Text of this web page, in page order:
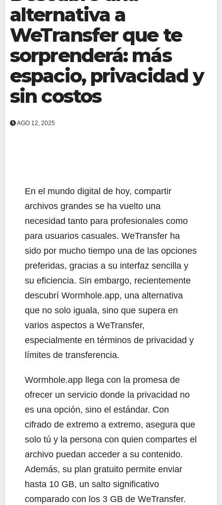
alternativa a
WeTransfer que te
sorprenderá: más
espacio, privacidad y
sin costos
AGO 12, 2025
En el mundo digital de hoy, compartir
archivos grandes se ha vuelto una
necesidad tanto para profesionales como
para usuarios casuales. WeTransfer ha
sido por mucho tiempo una de las opciones
preferidas, gracias a su interfaz sencilla y
su eficiencia. Sin embargo, recientemente
descubrí Wormhole.app, una alternativa
que no solo iguala, sino que supera en
varios aspectos a WeTransfer,
especialmente en términos de privacidad y
límites de transferencia.
Wormhole.app llega con la promesa de
ofrecer un servicio donde la privacidad no
es una opción, sino el estándar. Con
cifrado de extremo a extremo, asegura que
solo tú y la persona con quien compartes el
archivo puedan acceder a su contenido.
Además, su plan gratuito permite enviar
hasta 10 GB, un salto significativo
comparado con los 3 GB de WeTransfer.